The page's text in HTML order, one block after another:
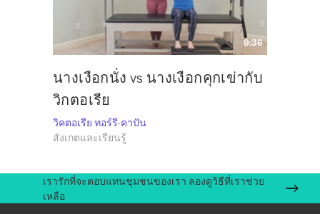
9:36
นางเงือกนั่ง vs นางเงือกคุกเข่ากับ
วิกตอเรีย
วิคตอเรีย ทอร์รี-คาปัน
สังเกตและเรียนรู้
เรารักที่จะตอบแทนชุมชนของเรา ลองดูวิธีที่เราช่วย
เหลือ